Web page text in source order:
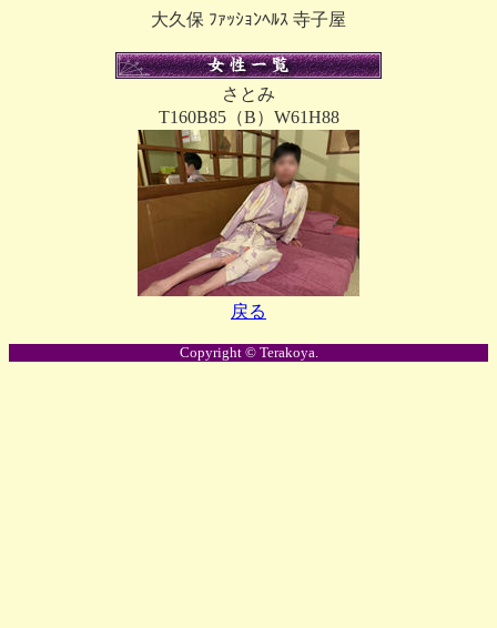
大久保 ﾌｧｯｼｮﾝﾍﾙｽ 寺子屋
さとみ
T160B85（B）W61H88
戻る
Copyright © Terakoya.